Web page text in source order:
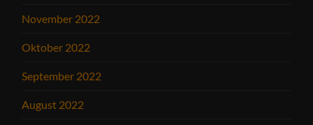
November 2022
Oktober 2022
September 2022
August 2022